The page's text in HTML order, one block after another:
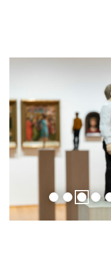
4 5 6 7 8